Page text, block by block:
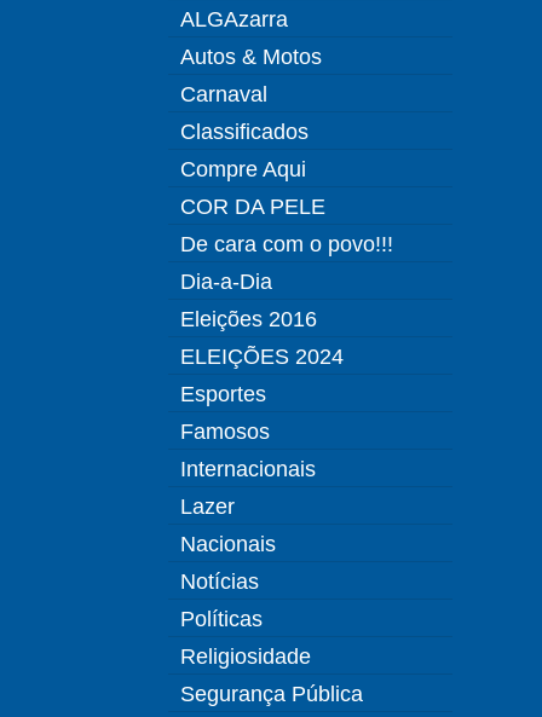
ALGAzarra
Autos & Motos
Carnaval
Classificados
Compre Aqui
COR DA PELE
De cara com o povo!!!
Dia-a-Dia
Eleições 2016
ELEIÇÕES 2024
Esportes
Famosos
Internacionais
Lazer
Nacionais
Notícias
Políticas
Religiosidade
Segurança Pública